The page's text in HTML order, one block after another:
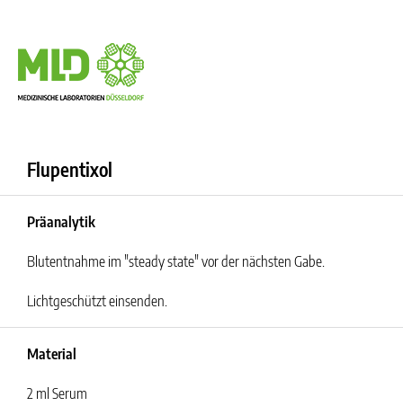
Flupentixol
Präanalytik
Blutentnahme im "steady state" vor der nächsten Gabe.
Lichtgeschützt einsenden.
Material
2 ml Serum